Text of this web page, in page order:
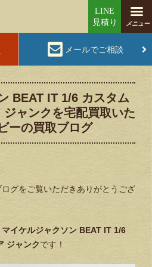
メールでご相談
BEAT IT 1/6 カスタム
ジャンクを宅配買取いた
ーの買取ブログ
グをご覧いただきありがとうござ
マイケルジャクソン BEAT IT 1/6
ジャンクです！